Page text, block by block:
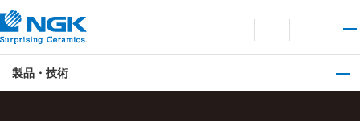
言語切り替えメニュー
サイト内検索を開
お問い合わせ
メイ
製品・技術